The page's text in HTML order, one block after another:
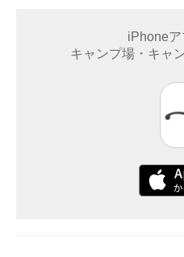
iPhoneア
キャンプ場・キャ